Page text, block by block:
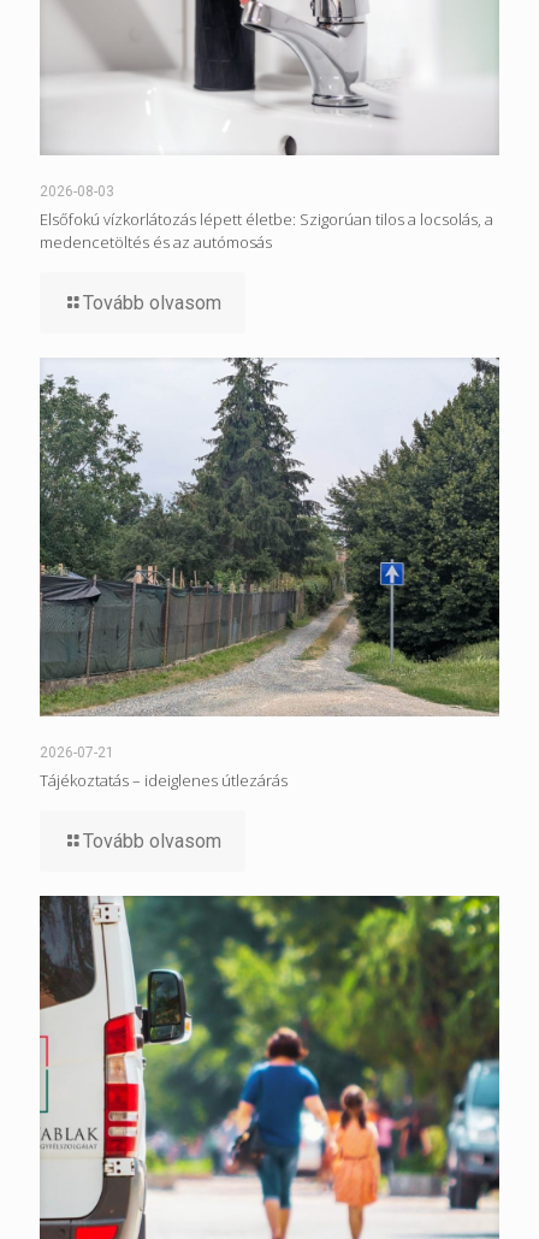
2026-08-03
Elsőfokú vízkorlátozás lépett életbe: Szigorúan tilos a locsolás, a
medencetöltés és az autómosás
Tovább olvasom
2026-07-21
Tájékoztatás – ideiglenes útlezárás
Tovább olvasom